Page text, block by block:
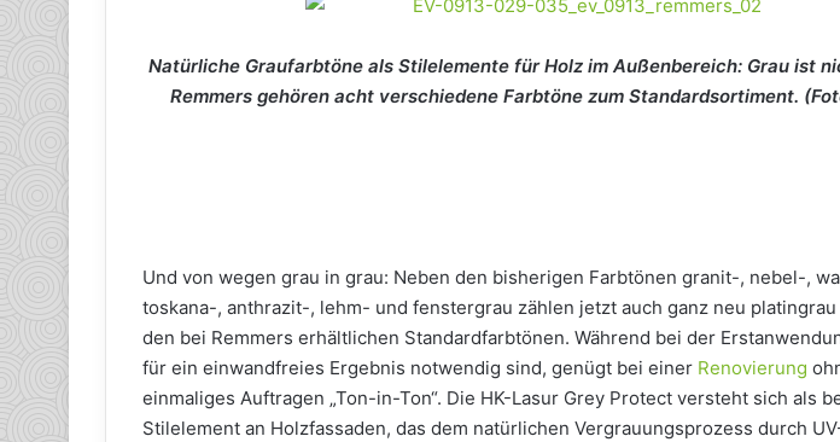
Natürliche Graufarbtöne als Stilelemente für Holz im Außenbereich: Grau ist
Remmers gehören acht verschiedene Farbtöne zum Standardsortiment.
Und von wegen grau in grau: Neben den bisherigen Farbtönen granit-, nebel-,
toskana-, anthrazit-, lehm- und fenstergrau zählen jetzt auch ganz neu
den bei Remmers erhältlichen Standardfarbtönen. Während bei der
für ein einwandfreies Ergebnis notwendig sind, genügt bei einer Renovierung
einmaliges Auftragen „Ton-in-Ton“. Die HK-Lasur Grey Protect versteht sich als
Stilelement an Holzfassaden, das dem natürlichen Vergrauungsprozess durch